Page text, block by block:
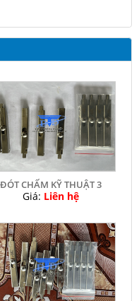
ĐÓT CHẤM KỸ THUẬT 3
Giá: Liên hệ